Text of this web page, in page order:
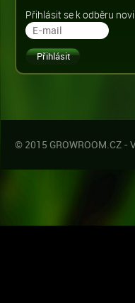
Přihlásit se k odběru
© 2015 GROWROOM.CZ -